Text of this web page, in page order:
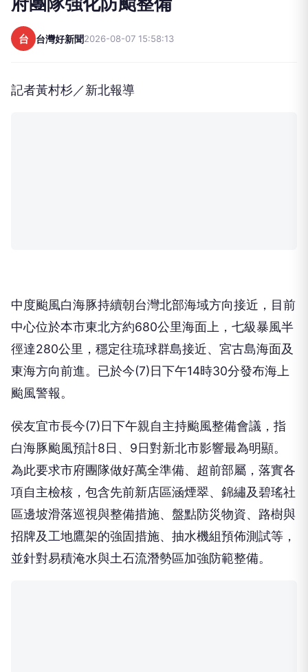
台 台灣好新聞2026-08-07 15:58:13
記者黃村杉／新北報導
中度颱風白海豚持續朝台灣北部海域方向接近，目前
中心位於本市東北方約680公里海面上，七級暴風半
徑達280公里，穩定往琉球群島接近、宮古島海面及
東海方向前進。已於今(7)日下午14時30分發布海上
颱風警報。
侯友宜市長今(7)日下午親自主持颱風整備會議，指
白海豚颱風預計8日、9日對新北市影響最為明顯。
為此要求市府團隊做好萬全準備、超前部屬，落實各
項自主檢核，包含先前新店區涵煙翠、錦繡及碧瑤社